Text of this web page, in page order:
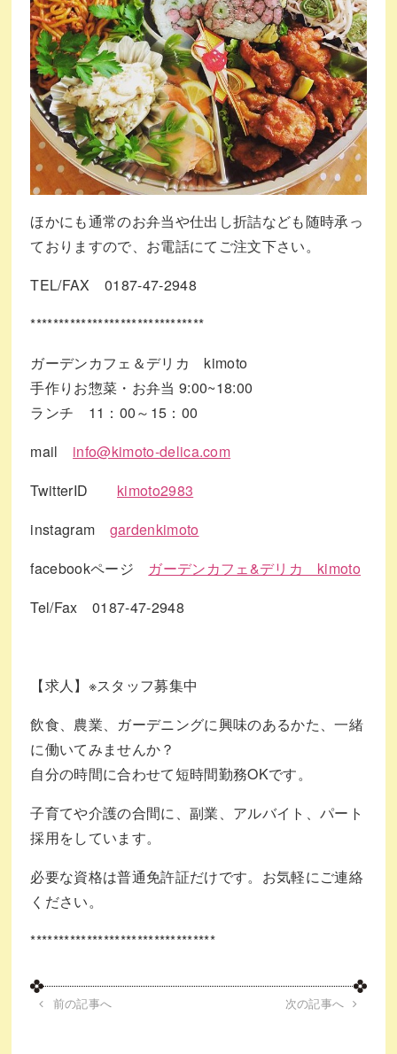
ほかにも通常のお弁当や仕出し折詰なども随時承っ
ておりますので、お電話にてご注文下さい。
TEL/FAX 0187-47-2948
*******************************
ガーデンカフェ＆デリカ kimoto
手作りお惣菜・お弁当 9:00~18:00
ランチ 11：00～15：00
mail info@kimoto-delica.com
TwitterID kimoto2983
instagram gardenkimoto
facebookページ ガーデンカフェ&デリカ kimoto
Tel/Fax 0187-47-2948
【求人】※スタッフ募集中
飲食、農業、ガーデニングに興味のあるかた、一緒
に働いてみませんか？
自分の時間に合わせて短時間勤務OKです。
子育てや介護の合間に、副業、アルバイト、パート
採用をしています。
必要な資格は普通免許証だけです。お気軽にご連絡
ください。
*********************************
前の記事へ 次の記事へ